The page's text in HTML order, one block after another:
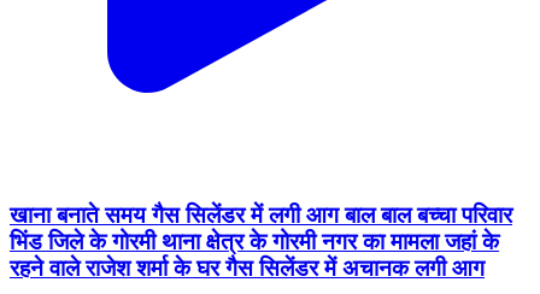
खाना बनाते समय गैस सिलेंडर में लगी आग बाल बाल बच्चा परिवार
भिंड जिले के गोरमी थाना क्षेत्र के गोरमी नगर का मामला जहां के
रहने वाले राजेश शर्मा के घर गैस सिलेंडर में अचानक लगी आग